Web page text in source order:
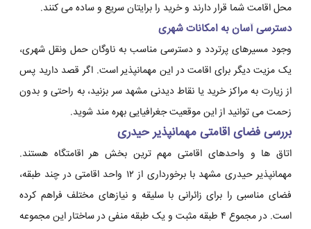
محل اقامت شما قرار دارند و خرید را برایتان سریع و ساده می کنند.
دسترسی آسان به امکانات شهری
وجود مسیرهای پرتردد و دسترسی مناسب به ناوگان حمل ونقل شهری،
یک مزیت دیگر برای اقامت در این مهمانپذیر است. اگر قصد دارید پس
از زیارت به مراکز خرید یا نقاط دیدنی مشهد سر بزنید، به راحتی و بدون
زحمت می توانید از این موقعیت جغرافیایی بهره مند شوید.
بررسی فضای اقامتی مهمانپذیر حیدری
اتاق ها و واحدهای اقامتی مهم ترین بخش هر اقامتگاه هستند.
مهمانپذیر حیدری مشهد با برخورداری از ۱۲ واحد اقامتی در چند طبقه،
فضای مناسبی را برای زائرانی با سلیقه و نیازهای مختلف فراهم کرده
است. در مجموع ۴ طبقه مثبت و یک طبقه منفی در ساختار این مجموعه